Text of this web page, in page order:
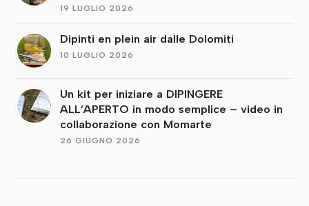
19 LUGLIO 2026
Dipinti en plein air dalle Dolomiti
10 LUGLIO 2026
Un kit per iniziare a DIPINGERE
ALL’APERTO in modo semplice – video in
collaborazione con Momarte
26 GIUGNO 2026